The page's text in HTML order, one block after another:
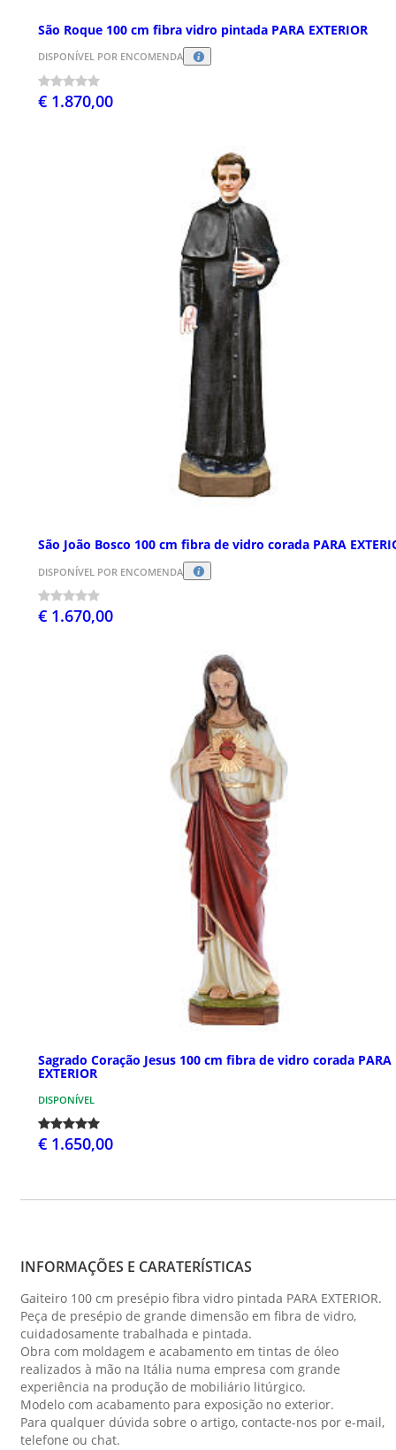
São Roque 100 cm fibra vidro pintada PARA EXTERIOR
DISPONÍVEL POR ENCOMENDA
€ 1.870,00
São João Bosco 100 cm fibra de vidro corada PARA
DISPONÍVEL POR ENCOMENDA
€ 1.670,00
Sagrado Coração Jesus 100 cm fibra de vidro corada PARA
EXTERIOR
DISPONÍVEL
€ 1.650,00
INFORMAÇÕES E CARATERÍSTICAS
Gaiteiro 100 cm presépio fibra vidro pintada PARA EXTERIOR.
Peça de presépio de grande dimensão em fibra de vidro,
cuidadosamente trabalhada e pintada.
Obra com moldagem e acabamento em tintas de óleo
realizados à mão na Itália numa empresa com grande
experiência na produção de mobiliário litúrgico.
Modelo com acabamento para exposição no exterior.
Para qualquer dúvida sobre o artigo, contacte-nos por e-mail,
telefone ou chat.